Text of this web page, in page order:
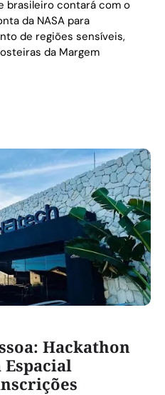
brasileiro contará com o
da NASA para
de regiões sensíveis,
da Margem
Hackathon
Espacial